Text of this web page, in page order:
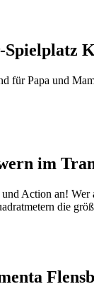
für Papa und
im
und Action an!
die